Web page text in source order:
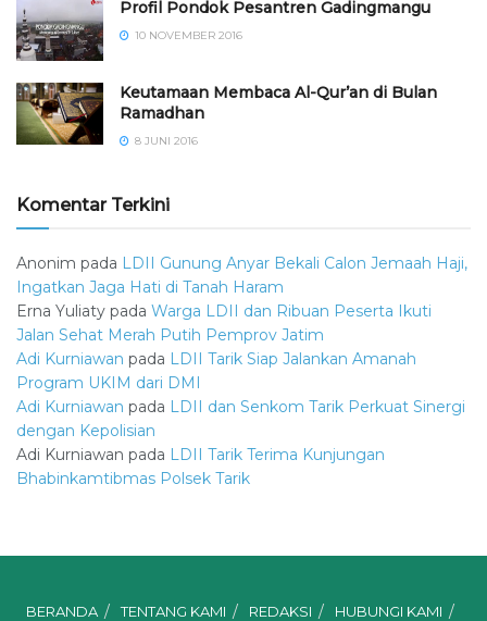
⁠⁠⁠Profil Pondok Pesantren Gadingmangu
10 NOVEMBER 2016
Keutamaan Membaca Al-Qur’an di Bulan
Ramadhan
8 JUNI 2016
Komentar Terkini
Anonim pada LDII Gunung Anyar Bekali Calon Jemaah Haji,
Ingatkan Jaga Hati di Tanah Haram
Erna Yuliaty pada Warga LDII dan Ribuan Peserta Ikuti
Jalan Sehat Merah Putih Pemprov Jatim
Adi Kurniawan pada LDII Tarik Siap Jalankan Amanah
Program UKIM dari DMI
Adi Kurniawan pada LDII dan Senkom Tarik Perkuat Sinergi
dengan Kepolisian
Adi Kurniawan pada LDII Tarik Terima Kunjungan
Bhabinkamtibmas Polsek Tarik
BERANDA TENTANG KAMI REDAKSI HUBUNGI KAMI